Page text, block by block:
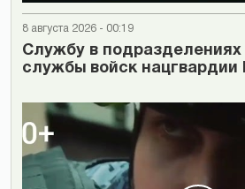
8 августа 2026 - 00:19
Cлужбу в
службы войск нацгвардии